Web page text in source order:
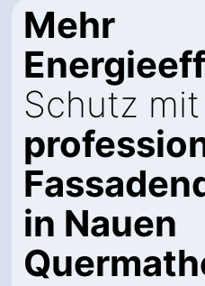
Mehr
Schutz
in Nauen